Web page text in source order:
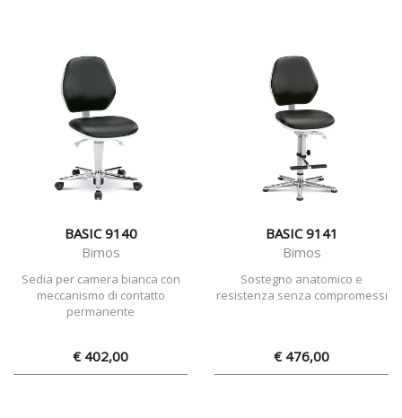
BASIC 9140
Bimos
Sedia per camera bianca con
meccanismo di contatto
permanente
€ 402,00
BASIC 9141
Bimos
Sostegno anatomico e
resistenza senza compromessi
€ 476,00